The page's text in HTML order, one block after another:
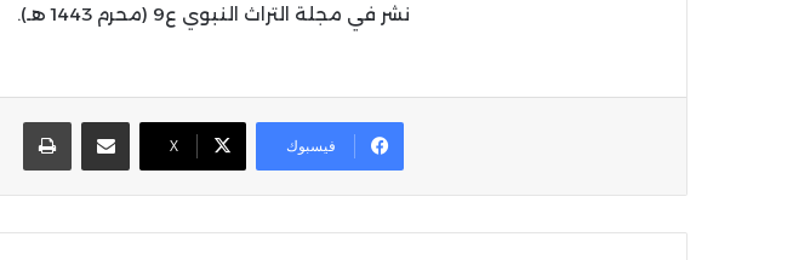
نشر في مجلة التراث النبوي ع9 (محرم 1443 هـ).
فيسبوك X
مشاركة عبر البريد